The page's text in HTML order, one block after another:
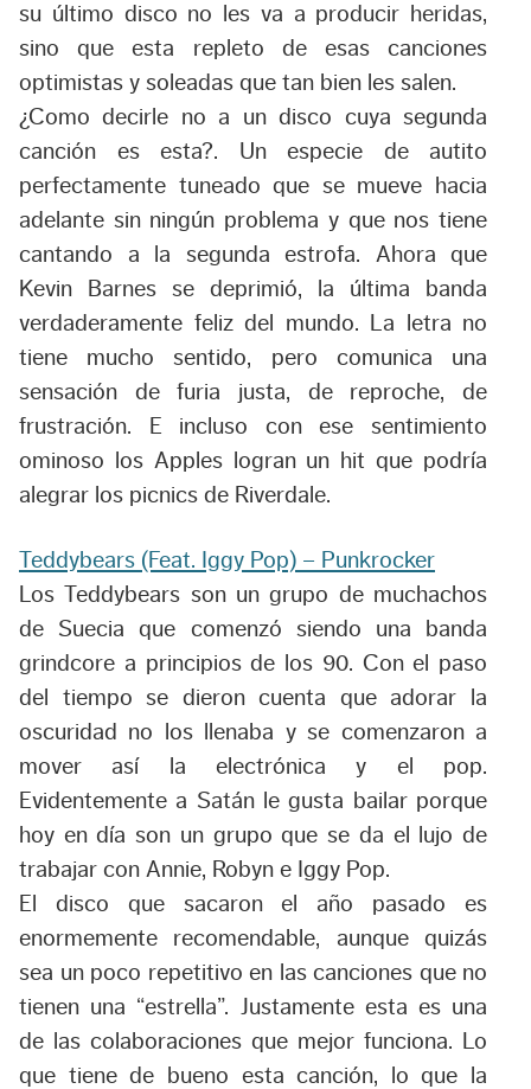
su último disco no les va a producir heridas,
sino que esta repleto de esas canciones
optimistas y soleadas que tan bien les salen.
¿Como decirle no a un disco cuya segunda
canción es esta?. Un especie de autito
perfectamente tuneado que se mueve hacia
adelante sin ningún problema y que nos tiene
cantando a la segunda estrofa. Ahora que
Kevin Barnes se deprimió, la última banda
verdaderamente feliz del mundo. La letra no
tiene mucho sentido, pero comunica una
sensación de furia justa, de reproche, de
frustración. E incluso con ese sentimiento
ominoso los Apples logran un hit que podría
alegrar los picnics de Riverdale.
Teddybears (Feat. Iggy Pop) – Punkrocker
Los Teddybears son un grupo de muchachos
de Suecia que comenzó siendo una banda
grindcore a principios de los 90. Con el paso
del tiempo se dieron cuenta que adorar la
oscuridad no los llenaba y se comenzaron a
mover así la electrónica y el pop.
Evidentemente a Satán le gusta bailar porque
hoy en día son un grupo que se da el lujo de
trabajar con Annie, Robyn e Iggy Pop.
El disco que sacaron el año pasado es
enormemente recomendable, aunque quizás
sea un poco repetitivo en las canciones que no
tienen una “estrella”. Justamente esta es una
de las colaboraciones que mejor funciona. Lo
que tiene de bueno esta canción, lo que la